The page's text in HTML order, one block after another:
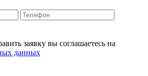
заявку вы соглашаетесь на
данных